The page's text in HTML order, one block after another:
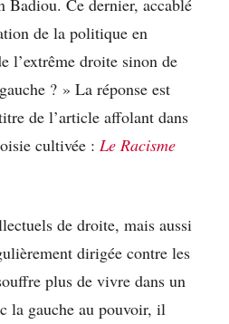
de la politique en
l’extrême droite sinon de
? » La réponse est
de l’article affolant dans
cultivée : Le Racisme
de droite, mais aussi
dirigée contre les
plus de vivre dans un
la gauche au pouvoir, il